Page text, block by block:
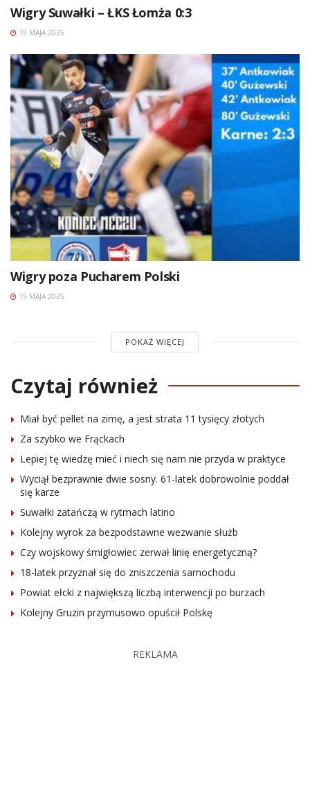
Wigry Suwałki – ŁKS Łomża 0:3
19 MAJA 2025
Wigry poza Pucharem Polski
15 MAJA 2025
POKAŻ WIĘCEJ
Czytaj również
Miał być pellet na zimę, a jest strata 11 tysięcy złotych
Za szybko we Frąckach
Lepiej tę wiedzę mieć i niech się nam nie przyda w praktyce
Wyciął bezprawnie dwie sosny. 61-latek dobrowolnie poddał
się karze
Suwałki zatańczą w rytmach latino
Kolejny wyrok za bezpodstawne wezwanie służb
Czy wojskowy śmigłowiec zerwał linię energetyczną?
18-latek przyznał się do zniszczenia samochodu
Powiat ełcki z największą liczbą interwencji po burzach
Kolejny Gruzin przymusowo opuścił Polskę
REKLAMA